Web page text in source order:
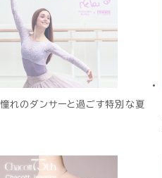
憧れのダンサーと過ごす特別な夏